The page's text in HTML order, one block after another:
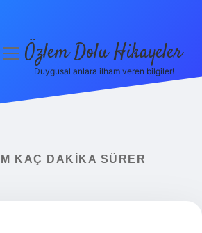
menüyüÖzlem Dolu Hikayeler
Duygusal anlara ilham veren bilgiler!
KAÇ DAKIKA SÜRER